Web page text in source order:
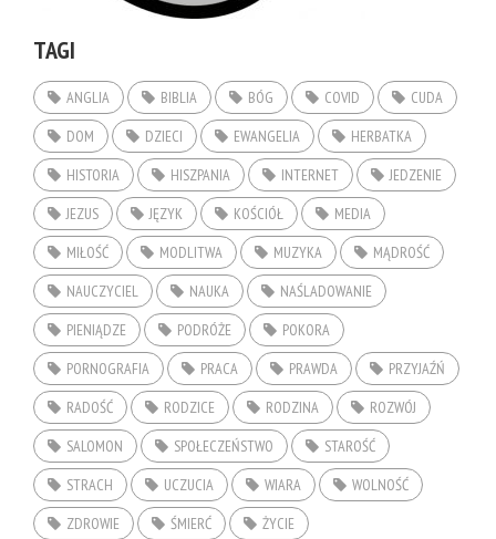
TAGI
ANGLIA BIBLIA BÓG COVID
CUDA
DOM
DZIECI EWANGELIA
HERBATKA
HISTORIA
HISZPANIA INTERNET
JEDZENIE
JEZUS
JĘZYK KOŚCIÓŁ
MEDIA
MIŁOŚĆ
MODLITWA MUZYKA
MĄDROŚĆ
NAUCZYCIEL
NAUKA
NAŚLADOWANIE
PIENIĄDZE
PODRÓŻE
POKORA
PORNOGRAFIA
PRACA PRAWDA
PRZYJAŹŃ
RADOŚĆ
RODZICE RODZINA
ROZWÓJ
SALOMON
SPOŁECZEŃSTWO
STAROŚĆ
STRACH
UCZUCIA WIARA
WOLNOŚĆ
ZDROWIE
ŚMIERĆ ŻYCIE